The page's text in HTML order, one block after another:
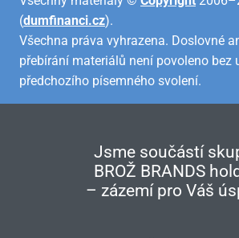
(dumfinanci.cz).
Všechna práva vyhrazena. Doslovné
přebírání materiálů není povoleno bez
předchozího písemného svolení.
Jsme součástí
BROŽ BRANDS
– zázemí pro Váš